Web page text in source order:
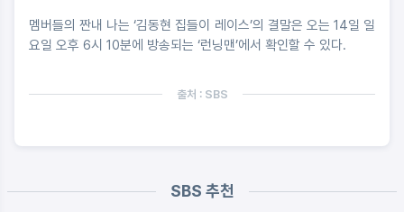
멤버들의 짠내 나는 ‘김동현 집들이 레이스’의 결말은 오는 14일 일
요일 오후 6시 10분에 방송되는 ‘런닝맨’에서 확인할 수 있다.
출처 : SBS
SBS 추천